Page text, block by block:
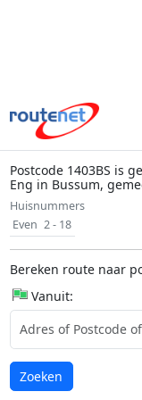
Postcode 1403BS is
Eng in Bussum,
Huisnummers
Even 2 - 18
Bereken route naar
Vanuit:
Laden...
Zoeken